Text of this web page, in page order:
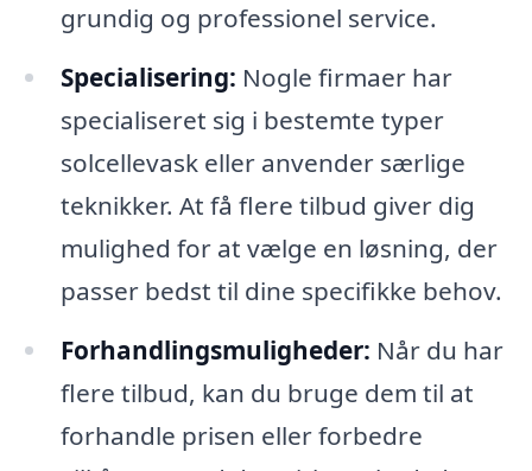
grundig og professionel service.
Specialisering: Nogle firmaer har
specialiseret sig i bestemte typer
solcellevask eller anvender særlige
teknikker. At få flere tilbud giver dig
mulighed for at vælge en løsning, der
passer bedst til dine specifikke behov.
Forhandlingsmuligheder: Når du har
flere tilbud, kan du bruge dem til at
forhandle prisen eller forbedre